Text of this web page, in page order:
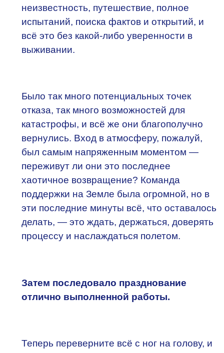
неизвестность, путешествие, полное
испытаний, поиска фактов и открытий, и
всё это без какой-либо уверенности в
выживании.
Было так много потенциальных точек
отказа, так много возможностей для
катастрофы, и всё же они благополучно
вернулись. Вход в атмосферу, пожалуй,
был самым напряженным моментом —
переживут ли они это последнее
хаотичное возвращение? Команда
поддержки на Земле была огромной, но в
эти последние минуты всё, что оставалось
делать, — это ждать, держаться, доверять
процессу и наслаждаться полетом.
Затем последовало празднование
отлично выполненной работы.
Теперь переверните всё с ног на голову, и